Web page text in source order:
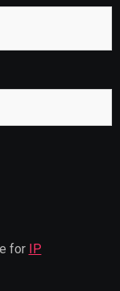
for IP